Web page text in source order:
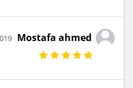
Mostafa ahmed